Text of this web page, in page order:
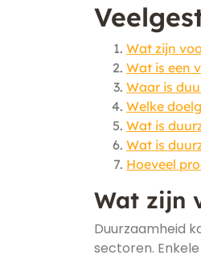
Wat zijn
Wat is een
Waar is
Welke
Wat is
Wat is
Hoeveel
Wat zijn
Duurzaamheid
sectoren.